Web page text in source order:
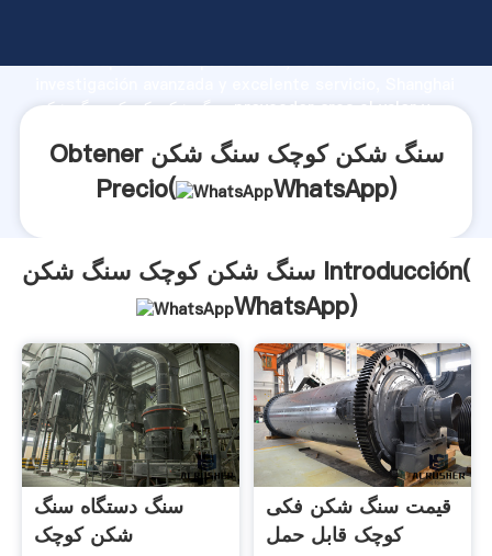
fuerte capacidad de producción, fuerza de
سنگ شکن کوچک سنگ شکن proveedor crea el valor y
Obtener سنگ شکن کوچک سنگ شکن
Precio(
WhatsApp)
سنگ شکن کوچک سنگ شکن Introducción(
WhatsApp)
سنگ دستگاه سنگ
شکن کوچک
قیمت سنگ شکن فکی
کوچک قابل حمل